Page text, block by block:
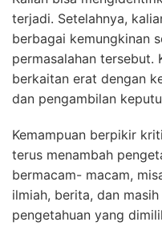
terjadi. Setelahnya,
berbagai kemungkinan
permasalahan tersebut.
berkaitan erat dengan
dan pengambilan
Kemampuan berpikir
terus menambah
bermacam- macam,
ilmiah, berita, dan
pengetahuan yang